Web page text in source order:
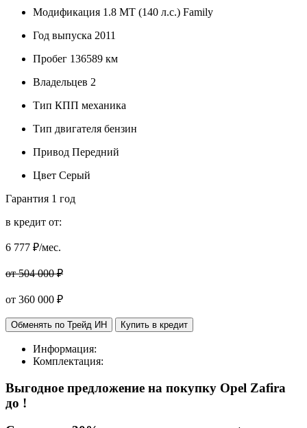
Модификация 1.8 MT (140 л.с.) Family
Год выпуска 2011
Пробег 136589 км
Владельцев 2
Тип КПП механика
Тип двигателя бензин
Привод Передний
Цвет Серый
Гарантия 1 год
в кредит от:
6 777 ₽/мес.
от 504 000 ₽
от 360 000 ₽
Обменять по Трейд ИН Купить в кредит
Информация:
Комплектация:
Выгодное предложение на покупку Opel Zafira
до !